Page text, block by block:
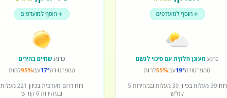
הוסף למועדפים
כרגעמעונן חלקית עם סיכוי לגשם
טמפרטורה19°עם55%לחות
רוח39 מעלות בכיוון39מעלות ובמהירות 5
קמ"ש
הוסף למועדפים
כרגעשמיים בהירים
טמפרטורה17°עם95%לחות
רוח דרום מערביתבכיוון 221מעלות
ובמהירות6קמ"ש